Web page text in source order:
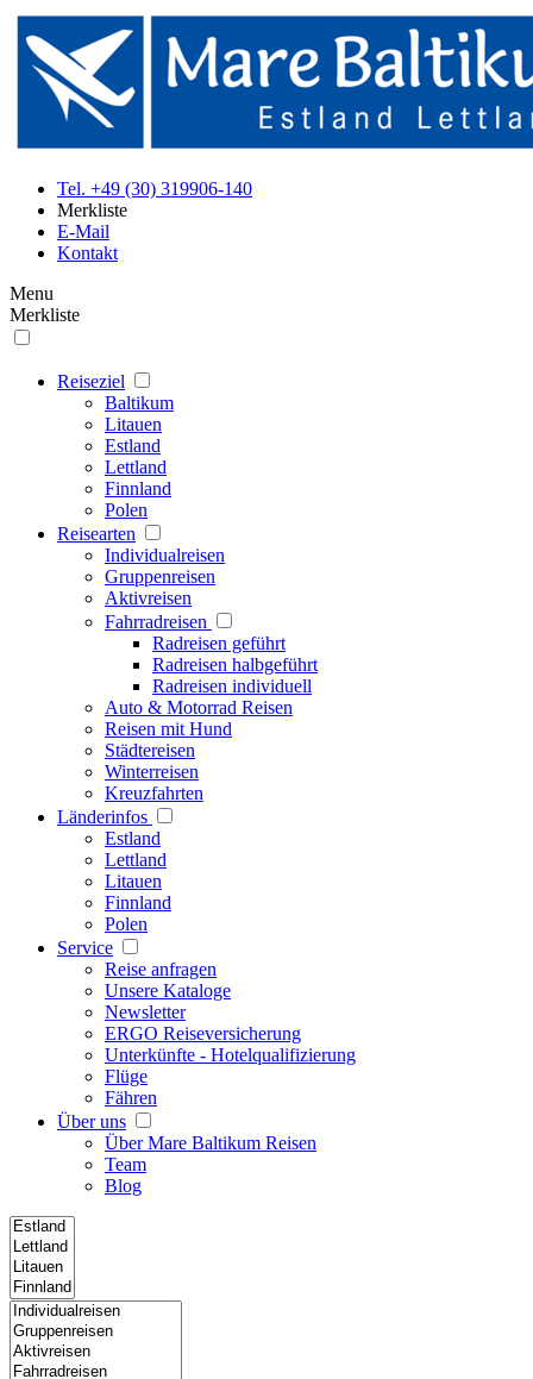
Tel. +49 (30) 319906-140
Merkliste
E-Mail
Kontakt
Menu
Merkliste
Reiseziel
Baltikum
Litauen
Estland
Lettland
Finnland
Polen
Reisearten
Individualreisen
Gruppenreisen
Aktivreisen
Fahrradreisen
Radreisen geführt
Radreisen halbgeführt
Radreisen individuell
Auto & Motorrad Reisen
Reisen mit Hund
Städtereisen
Winterreisen
Kreuzfahrten
Länderinfos
Estland
Lettland
Litauen
Finnland
Polen
Service
Reise anfragen
Unsere Kataloge
Newsletter
ERGO Reiseversicherung
Unterkünfte - Hotelqualifizierung
Flüge
Fähren
Über uns
Über Mare Baltikum Reisen
Team
Blog